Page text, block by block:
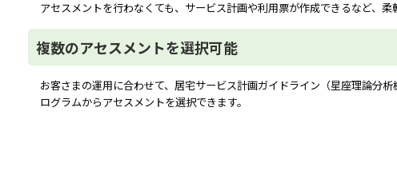
アセスメントを行わなくても、サービス計画や利用票が作成できるなど、柔
複数のアセスメントを選択可能
お客さまの運用に合わせて、居宅サービス計画ガイドライン（星座理論分
ログラムからアセスメントを選択できます。